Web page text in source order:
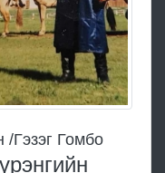
/Гэзэг Гомбо